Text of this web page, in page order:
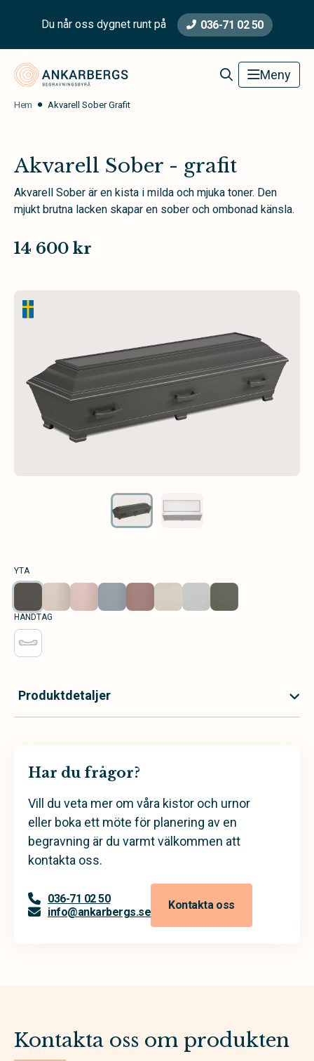
Du når oss dygnet runt på 036-71 02 50
Ankarbergs Begravningsbyrå Meny
Hem Akvarell Sober Grafit
Akvarell Sober - grafit
Akvarell Sober är en kista i milda och mjuka toner. Den
mjukt brutna lacken skapar en sober och ombonad känsla.
14 600 kr
YTA
HANDTAG
Produktdetaljer
Har du frågor?
Vill du veta mer om våra kistor och urnor
eller boka ett möte för planering av en
begravning är du varmt välkommen att
kontakta oss.
036-71 02 50
info@ankarbergs.se
Kontakta oss
Kontakta oss om produkten